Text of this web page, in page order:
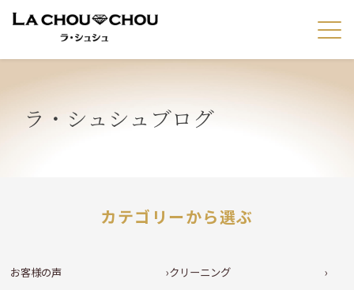
ラ・シュシュブログ
カテゴリーから選ぶ
お客様の声
クリーニング